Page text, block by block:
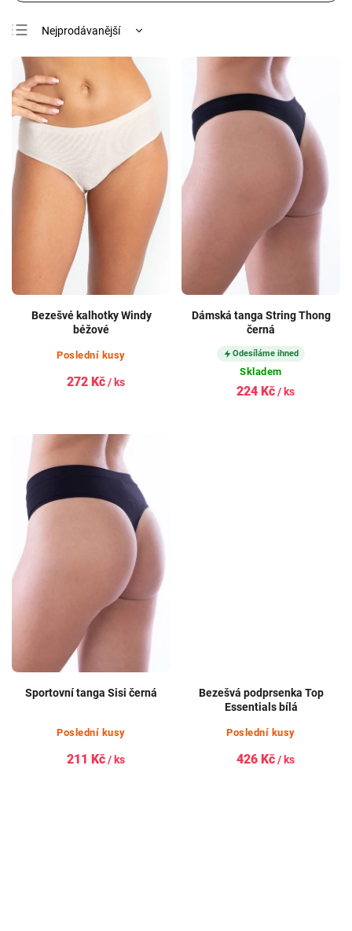
Nejprodávanější
Nejlevnější
Nejdražší
Abecedně
Bezešvé kalhotky Windy
béžové
Poslední kusy
272 Kč/ ks
Dámská tanga String Thong
černá
Odesíláme ihned
Skladem
224 Kč/ ks
Sportovní tanga Sisi černá
Poslední kusy
211 Kč/ ks
Bezešvá podprsenka Top
Essentials bílá
Poslední kusy
426 Kč/ ks